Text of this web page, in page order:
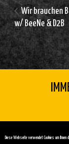
Diese Webseite verwendet Cookies um Ihnen
Wir brauchen
w/ BeeNe & D2B
Copyright 2026 by